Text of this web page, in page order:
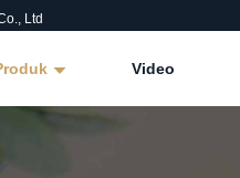
Ltd
Video